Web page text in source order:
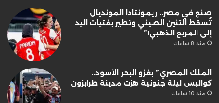
صنع في مصر.. ريمونتادا المونديال
تُسقط التنين الصيني وتطير بفتيات اليد
إلى المربع الذهبي!”
منذ 8 ساعات
الملك المصري” يغزو البحر الأسود..
كواليس ليلة جنونية هزت مدينة طرابزون
منذ 10 ساعات